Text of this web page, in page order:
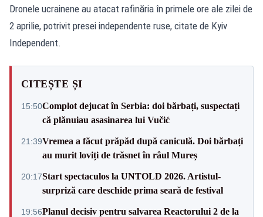
Dronele ucrainene au atacat rafinăria în primele ore ale zilei de
2 aprilie, potrivit presei independente ruse, citate de Kyiv
Independent.
CITEȘTE ȘI
15:50Complot dejucat în Serbia: doi bărbați, suspectați
că plănuiau asasinarea lui Vučić
21:39Vremea a făcut prăpăd după caniculă. Doi bărbați
au murit loviți de trăsnet în râul Mureș
20:17Start spectaculos la UNTOLD 2026. Artistul-
surpriză care deschide prima seară de festival
19:56Planul decisiv pentru salvarea Reactorului 2 de la